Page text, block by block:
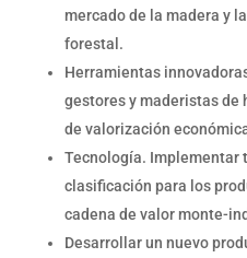
mercado de la madera y
forestal.
Herramientas
gestores y maderistas de
de valorización
Tecnología. Implementar
clasificación para los
cadena de valor monte-
Desarrollar un nuevo